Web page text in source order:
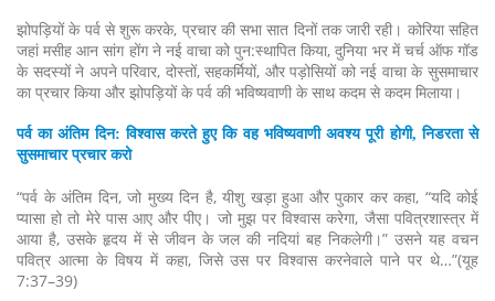
झोपड़ियों के पर्व से शुरू करके, प्रचार की सभा सात दिनों तक जारी रही। कोरिया सहित
जहां मसीह आन सांग होंग ने नई वाचा को पुन:स्थापित किया, दुनिया भर में चर्च ऑफ गॉड
के सदस्यों ने अपने परिवार, दोस्तों, सहकर्मियों, और पड़ोसियों को नई वाचा के सुसमाचार
का प्रचार किया और झोपड़ियों के पर्व की भविष्यवाणी के साथ कदम से कदम मिलाया।
पर्व का अंतिम दिन: विश्वास करते हुए कि वह भविष्यवाणी अवश्य पूरी होगी, निडरता से
सुसमाचार प्रचार करो
“पर्व के अंतिम दिन, जो मुख्य दिन है, यीशु खड़ा हुआ और पुकार कर कहा, “यदि कोई
प्यासा हो तो मेरे पास आए और पीए। जो मुझ पर विश्वास करेगा, जैसा पवित्रशास्त्र में
आया है, उसके हृदय में से जीवन के जल की नदियां बह निकलेगी।” उसने यह वचन
पवित्र आत्मा के विषय में कहा, जिसे उस पर विश्वास करनेवाले पाने पर थे…”(यूह
7:37–39)